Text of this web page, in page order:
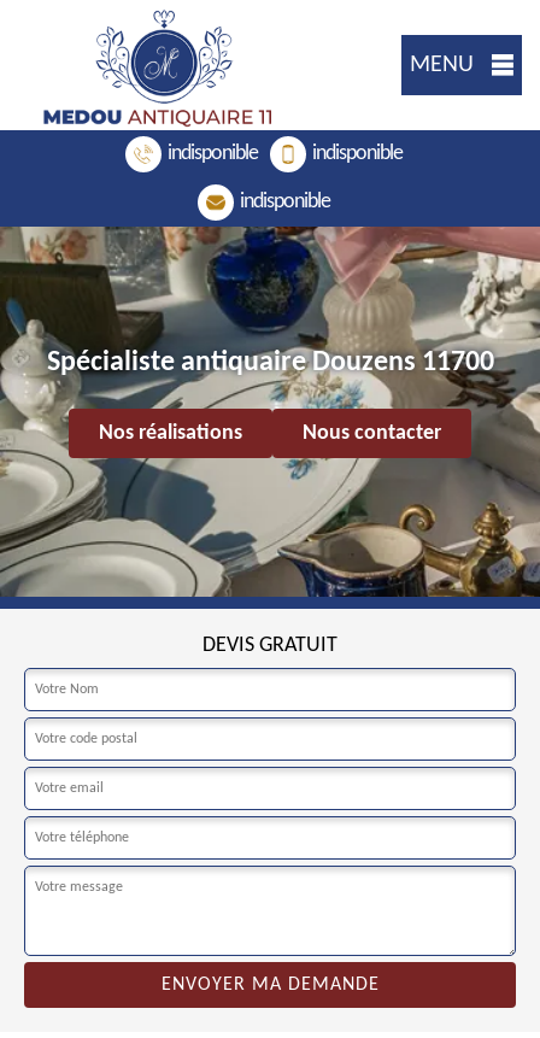
MENU
indisponible indisponible
indisponible
Spécialiste antiquaire Douzens 11700
Nos réalisations Nous contacter
DEVIS GRATUIT